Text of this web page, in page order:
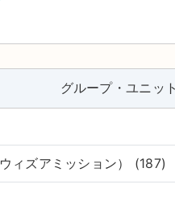
グループ・ユニッ
ィズアミッション） (187)